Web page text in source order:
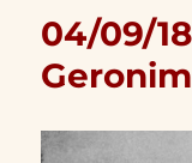
04/09/